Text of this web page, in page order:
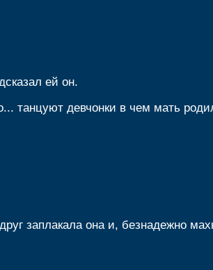
ей он.
танцуют девчонки в чем мать
заплакала она и, безнадежно